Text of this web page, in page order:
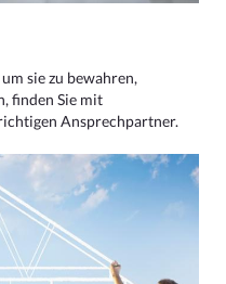
sie zu bewahren,
finden Sie mit
Ansprechpartner.